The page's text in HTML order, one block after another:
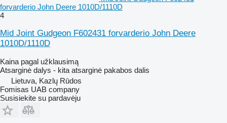
forvarderio John Deere 1010D/1110D
4
Mid Joint Gudgeon F602431 forvarderio John Deere
1010D/1110D
Kaina pagal užklausimą
Atsarginė dalys - kita atsarginė pakabos dalis
Lietuva, Kazlų Rūdos
Fomisas UAB company
Susisiekite su pardavėju